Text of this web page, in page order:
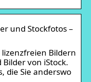
und Stockfotos –
lizenzfreien Bildern
von iStock.
die Sie anderswo